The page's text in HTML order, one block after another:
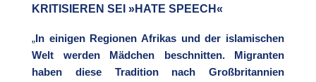
KRITISIEREN SEI »HATE SPEECH«
„In einigen Regionen Afrikas und der islamischen
Welt werden Mädchen beschnitten. Migranten
haben diese Tradition nach Großbritannien